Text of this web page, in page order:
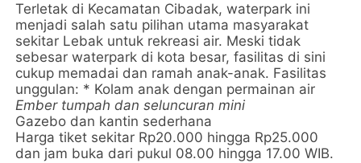
Terletak di Kecamatan Cibadak, waterpark ini
menjadi salah satu pilihan utama masyarakat
sekitar Lebak untuk rekreasi air. Meski tidak
sebesar waterpark di kota besar, fasilitas di sini
cukup memadai dan ramah anak-anak. Fasilitas
unggulan: * Kolam anak dengan permainan air
Ember tumpah dan seluncuran mini
Gazebo dan kantin sederhana
Harga tiket sekitar Rp20.000 hingga Rp25.000
dan jam buka dari pukul 08.00 hingga 17.00 WIB.